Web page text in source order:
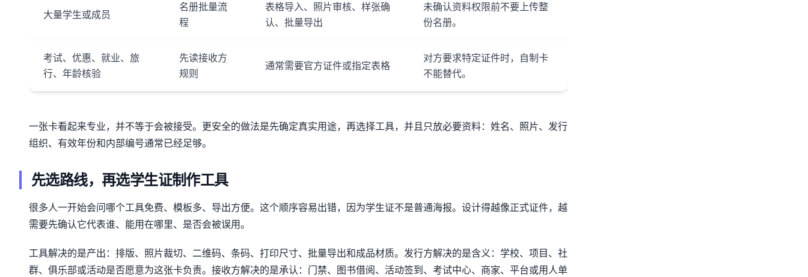
大量学生或成员
名册批量流
程
表格导入、照片审核、样张确
认、批量导出
未确认资料权限前不要上传整
份名册。
考试、优惠、就业、旅
行、年龄核验
先读接收方
规则
通常需要官方证件或指定表格
对方要求特定证件时，自制卡
不能替代。
一张卡看起来专业，并不等于会被接受。更安全的做法是先确定真实用途，再选择工具，并且只放必要资料：姓名、照片、发行
组织、有效年份和内部编号通常已经足够。
先选路线，再选学生证制作工具
很多人一开始会问哪个工具免费、模板多、导出方便。这个顺序容易出错，因为学生证不是普通海报。设计得越像正式证件，越
需要先确认它代表谁、能用在哪里、是否会被误用。
工具解决的是产出：排版、照片裁切、二维码、条码、打印尺寸、批量导出和成品材质。发行方解决的是含义：学校、项目、社
群、俱乐部或活动是否愿意为这张卡负责。接收方解决的是承认：门禁、图书借阅、活动签到、考试中心、商家、平台或用人单